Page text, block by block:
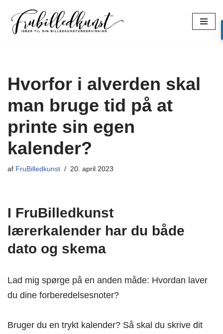
Spring
Hvorfor i alverden skal
man bruge tid på at
printe sin egen
kalender?
af FruBilledkunst 20. april 2023
I FruBilledkunst
lærerkalender har du både
dato og skema
Lad mig spørge på en anden måde: Hvordan laver
du dine forberedelsesnoter?
Bruger du en trykt kalender? Så skal du skrive dit